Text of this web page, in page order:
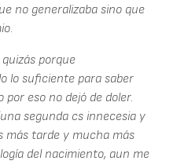
no generalizaba sino que
porque
lo suficiente para saber
por eso no dejó de doler.
segunda cs innecesia y
más tarde y mucha más
del nacimiento, aun me